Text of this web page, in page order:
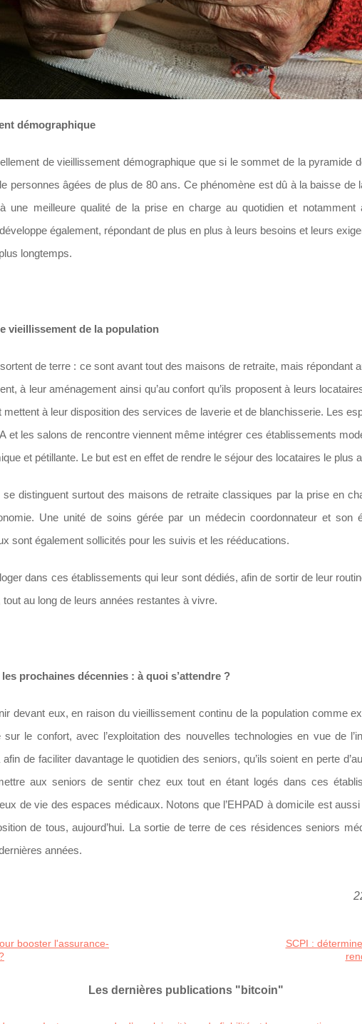
démographique
de vieillissement démographique que si le sommet de la pyramide
personnes âgées de plus de 80 ans. Ce phénomène est dû à la baisse de
une meilleure qualité de la prise en charge au quotidien et notamment
également, répondant de plus en plus à leurs besoins et leurs
longtemps.
vieillissement de la population
de terre : ce sont avant tout des maisons de retraite, mais répondant
à leur aménagement ainsi qu’au confort qu’ils proposent à leurs
mettent à leur disposition des services de laverie et de blanchisserie. Les
et les salons de rencontre viennent même intégrer ces établissements
et pétillante. Le but est en effet de rendre le séjour des locataires le plus
distinguent surtout des maisons de retraite classiques par la prise en
Une unité de soins gérée par un médecin coordonnateur et son
sont également sollicités pour les suivis et les rééducations.
dans ces établissements qui leur sont dédiés, afin de sortir de leur
au long de leurs années restantes à vivre.
les prochaines décennies : à quoi s’attendre ?
devant eux, en raison du vieillissement continu de la population comme
le confort, avec l’exploitation des nouvelles technologies en vue de
de faciliter davantage le quotidien des seniors, qu’ils soient en perte
aux seniors de sentir chez eux tout en étant logés dans ces
de vie des espaces médicaux. Notons que l’EHPAD à domicile est aussi
de tous, aujourd’hui. La sortie de terre de ces résidences seniors
années.
booster l'assurance-
SCPI :
Les dernières publications "bitcoin"